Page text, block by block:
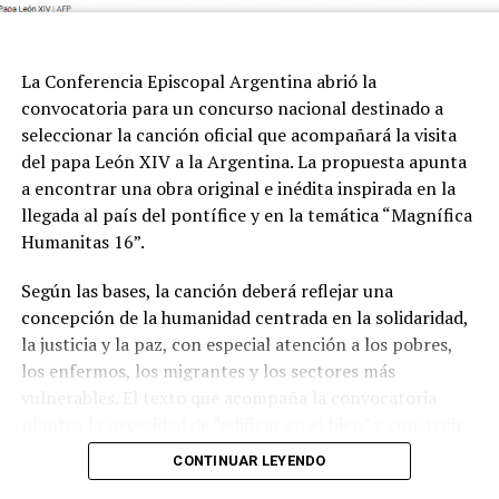
La Conferencia Episcopal Argentina abrió la
convocatoria para un concurso nacional destinado a
seleccionar la canción oficial que acompañará la visita
del papa León XIV a la Argentina. La propuesta apunta
a encontrar una obra original e inédita inspirada en la
llegada al país del pontífice y en la temática “Magnífica
Humanitas 16”.
Según las bases, la canción deberá reflejar una
concepción de la humanidad centrada en la solidaridad,
la justicia y la paz, con especial atención a los pobres,
los enfermos, los migrantes y los sectores más
una sociedad donde el ser humano ocupe un lugar
CONTINUAR LEYENDO